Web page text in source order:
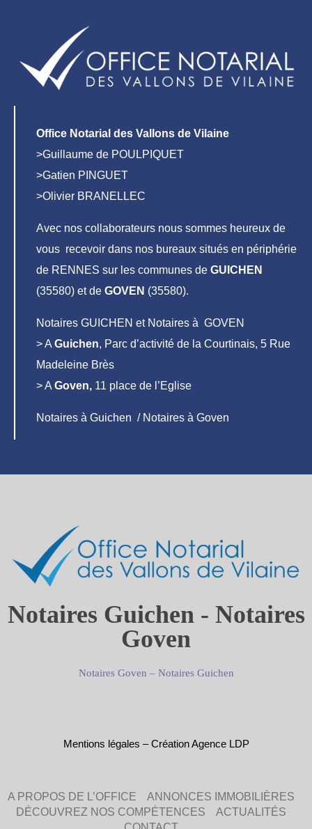
Office Notarial des Vallons de Vilaine
>Guillaume de POULPIQUET
>Gatien PINGUET
>Olivier BRANELLEC
Avec nos collaborateurs nous sommes heureux de
vous recevoir dans nos bureaux situés en périphérie
de RENNES sur les communes de GUICHEN
(35580) et de GOVEN (35580).
Notaires GUICHEN et Notaires à GOVEN
> A Guichen, Parc d’activité de la Courtinais, 5 Rue
Madeleine Brès
> A Goven, 11 place de l’Eglise
Notaires à Guichen / Notaires à Goven
Notaires Guichen - Notaires
Goven
A PROPOS DE L’OFFICE
ANNONCES IMMOBILIÈRES
DÉCOUVREZ NOS COMPÉTENCES
ACTUALITÉS
Notaires Goven – Notaires Guichen
Mentions légales –Création Agence LDP